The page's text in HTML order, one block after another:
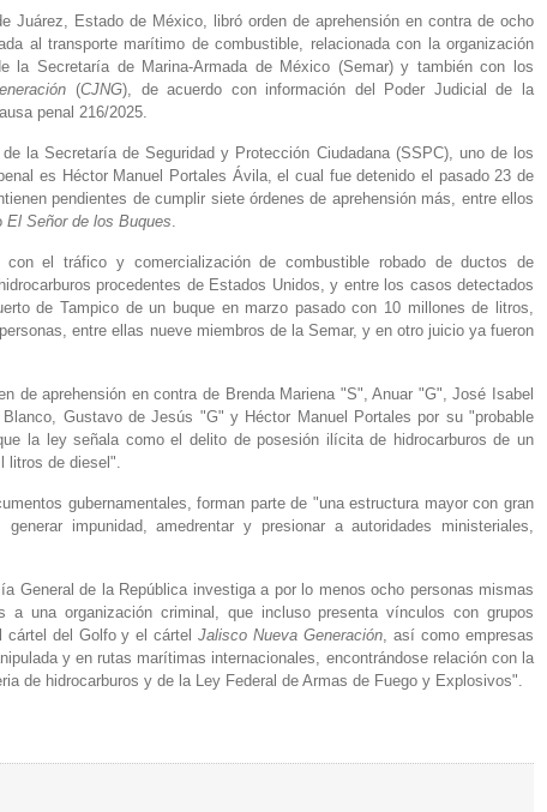
Juárez, Estado de México, libró orden de aprehensión en contra de ocho
al transporte marítimo de combustible, relacionada con la organización
la Secretaría de Marina-Armada de México (Semar) y también con los
(CJNG), de acuerdo con información del Poder Judicial de la
penal 216/2025.
la Secretaría de Seguridad y Protección Ciudadana (SSPC), uno de los
es Héctor Manuel Portales Ávila, el cual fue detenido el pasado 23 de
pendientes de cumplir siete órdenes de aprehensión más, entre ellos
El Señor de los Buques.
con el tráfico y comercialización de combustible robado de ductos de
procedentes de Estados Unidos, y entre los casos detectados
de Tampico de un buque en marzo pasado con 10 millones de litros,
entre ellas nueve miembros de la Semar, y en otro juicio ya fueron
de aprehensión en contra de Brenda Mariena "S", Anuar "G", José Isabel
Gustavo de Jesús "G" y Héctor Manuel Portales por su "probable
la ley señala como el delito de posesión ilícita de hidrocarburos de un
litros de diesel".
gubernamentales, forman parte de "una estructura mayor con gran
impunidad, amedrentar y presionar a autoridades ministeriales,
General de la República investiga a por lo menos ocho personas mismas
a una organización criminal, que incluso presenta vínculos con grupos
del Golfo y el cártel Jalisco Nueva Generación, así como empresas
y en rutas marítimas internacionales, encontrándose relación con la
de hidrocarburos y de la Ley Federal de Armas de Fuego y Explosivos".